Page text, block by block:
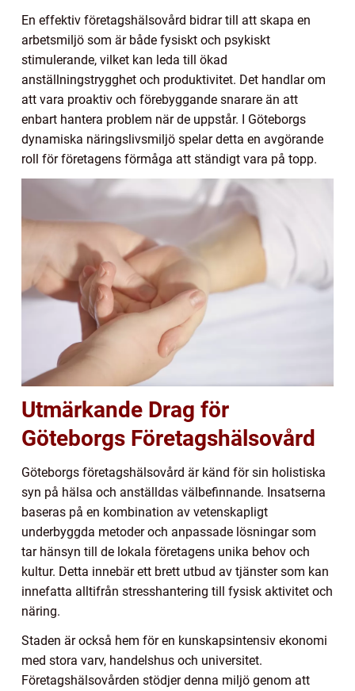
En effektiv företagshälsovård bidrar till att skapa en
arbetsmiljö som är både fysiskt och psykiskt
stimulerande, vilket kan leda till ökad
anställningstrygghet och produktivitet. Det handlar om
att vara proaktiv och förebyggande snarare än att
enbart hantera problem när de uppstår. I Göteborgs
dynamiska näringslivsmiljö spelar detta en avgörande
roll för företagens förmåga att ständigt vara på topp.
Utmärkande Drag för
Göteborgs Företagshälsovård
Göteborgs företagshälsovård är känd för sin holistiska
syn på hälsa och anställdas välbefinnande. Insatserna
baseras på en kombination av vetenskapligt
underbyggda metoder och anpassade lösningar som
tar hänsyn till de lokala företagens unika behov och
kultur. Detta innebär ett brett utbud av tjänster som kan
innefatta alltifrån stresshantering till fysisk aktivitet och
näring.
Staden är också hem för en kunskapsintensiv ekonomi
med stora varv, handelshus och universitet.
Företagshälsovården stödjer denna miljö genom att